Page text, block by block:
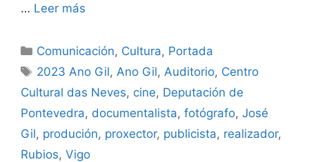
… Leer más
Comunicación, Cultura, Portada
2023 Ano Gil, Ano Gil, Auditorio, Centro
Cultural das Neves, cine, Deputación de
Pontevedra, documentalista, fotógrafo, José
Gil, produción, proxector, publicista, realizador,
Rubios, Vigo